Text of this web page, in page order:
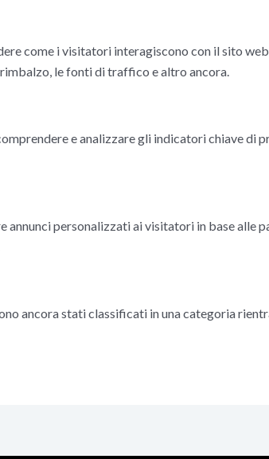
come i visitatori interagiscono con il sito
le fonti di traffico e altro ancora.
e analizzare gli indicatori chiave di
personalizzati ai visitatori in base alle
ancora stati classificati in una categoria